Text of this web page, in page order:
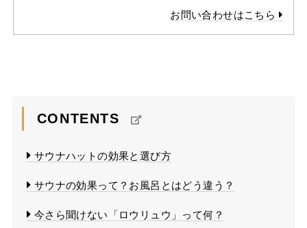
お問い合わせはこちら
CONTENTS
サウナハットの効果と選び方
サウナの効果って？お風呂とはどう違う？
今さら聞けない「ロウリュウ」って何？